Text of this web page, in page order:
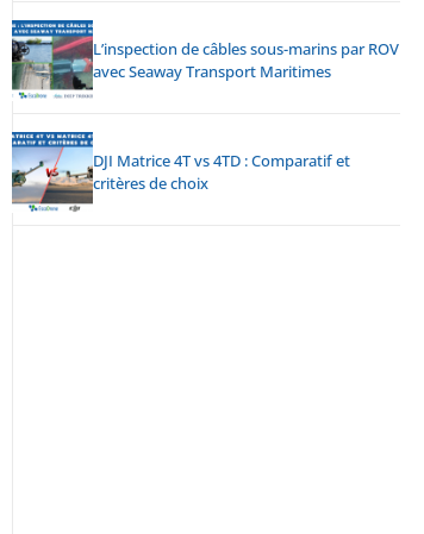
L’inspection de câbles sous-marins par ROV
avec Seaway Transport Maritimes
DJI Matrice 4T vs 4TD : Comparatif et
critères de choix